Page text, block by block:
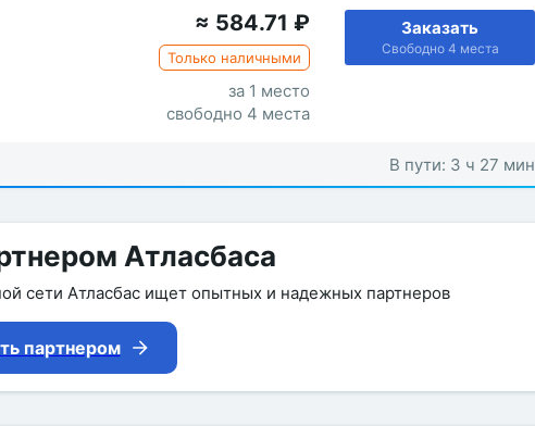
≈ 584.71 ₽
Только наличными
за 1 место
свободно 4 места
Заказать
Свободно 4 места
В пути: 3 ч 27 мин
Атласбаса
сети Атласбас ищет опытных и надежных партнеров
партнером